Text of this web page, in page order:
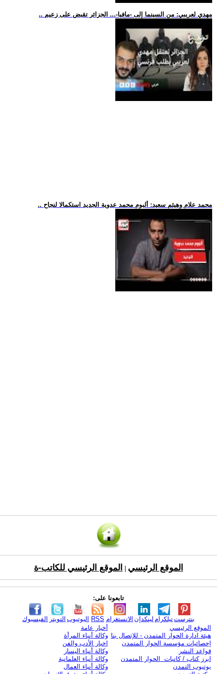
.. مهدي لعريبي: من السينما إلى -مافيا-... الجزائر تقبض على زعيم
.. محمد علام وهيثم سعيد: ألبوم محمد عدوية الجديد استكمالا لنجاح
الموقع الرئيسي الموقع الرئيسي للكاتب-ة
تابعونا على:
الفيسبوك التويتر اليوتيوب RSS الانستغرام لينكدإن تيلكرامبنترست
الموقع الرئيسي
هيئة ادارة الحوار المتمدن - للإتصال بنا
إحصائيات مؤسسة الحوار المتمدن
قواعد النشر
ابرز كتاب / كاتبات الحوار المتمدن
يوتيوب التمدن
أخبار عامة
وكالة أنباء المرأة
اخبار الأدب والفن
وكالة أنباء اليسار
وكالة أنباء العلمانية
وكالة أنباء العمال